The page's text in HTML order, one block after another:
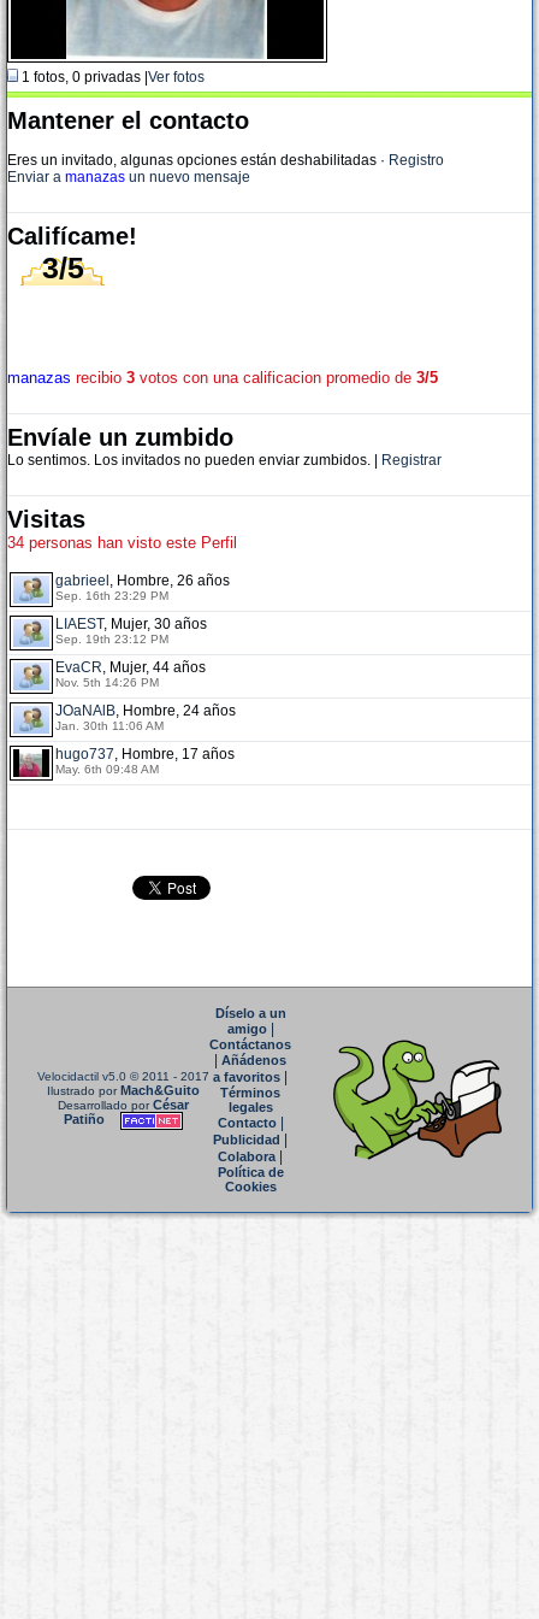
1 fotos, 0 privadas | Ver fotos
Mantener el contacto
Eres un invitado, algunas opciones están deshabilitadas · Registro
Enviar a manazas un nuevo mensaje
Califícame!
3/5
manazas recibio 3 votos con una calificacion promedio de 3/5
Envíale un zumbido
Lo sentimos. Los invitados no pueden enviar zumbidos. | Registrar
Visitas
34 personas han visto este Perfil
gabrieel , Hombre, 26 años
Sep. 16th 23:29 PM
LIAEST, Mujer, 30 años
Sep. 19th 23:12 PM
EvaCR, Mujer, 44 años
Nov. 5th 14:26 PM
JOaNAlB, Hombre, 24 años
Jan. 30th 11:06 AM
hugo737, Hombre, 17 años
May. 6th 09:48 AM
Velocidactil v5.0 © 2011 - 2017
Ilustrado porMach&Guito
Desarrollado porCésar
Patiño
Díselo a un
amigo|
Contáctanos
Añádenos
a favoritos
Términos
legales
Contacto|
Publicidad
Colabora|
Política de
Cookies